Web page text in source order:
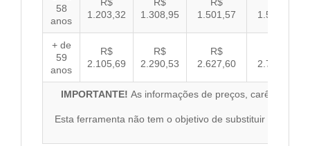
58
anos
1.203,32
1.308,95
1.501,57
1.547,38
+ de
59
anos
R$
2.105,69
R$
2.290,53
R$
2.627,60
2.707,76
IMPORTANTE! As informações de preços, carências,
Esta ferramenta não tem o objetivo de substituir o